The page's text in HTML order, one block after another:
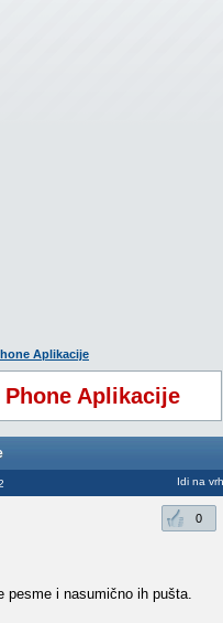
Aplikacije
Aplikacije
Idi na vrh
0
pesme i nasumično ih pušta.